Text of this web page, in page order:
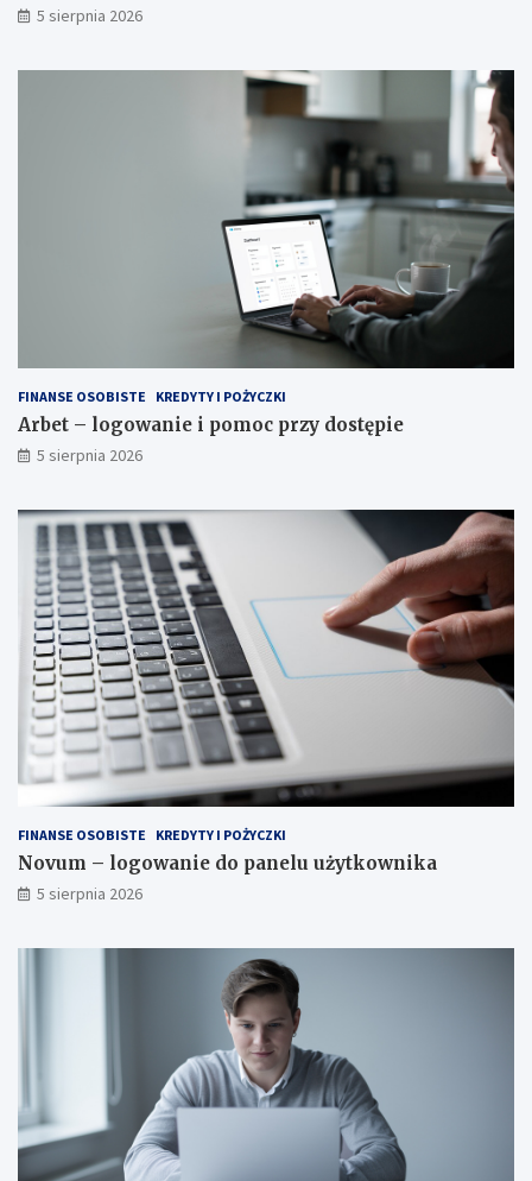
5 sierpnia 2026
FINANSE OSOBISTE KREDYTY I POŻYCZKI
Arbet – logowanie i pomoc przy dostępie
5 sierpnia 2026
FINANSE OSOBISTE KREDYTY I POŻYCZKI
Novum – logowanie do panelu użytkownika
5 sierpnia 2026